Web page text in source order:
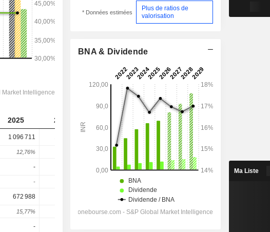
2025 2026 2028 2029
1 096 711 1 366 003 1 571 044 1 798 178
12,76% 14,95% 15,01% 14,46%
- - -
-
672 988 839 174 978 159
15,77% 6,39% 17,2% 16,56% 16,22%
-
* Données estimées
Plus de ratios de
valorisation
BNA & Dividende
Ma Liste